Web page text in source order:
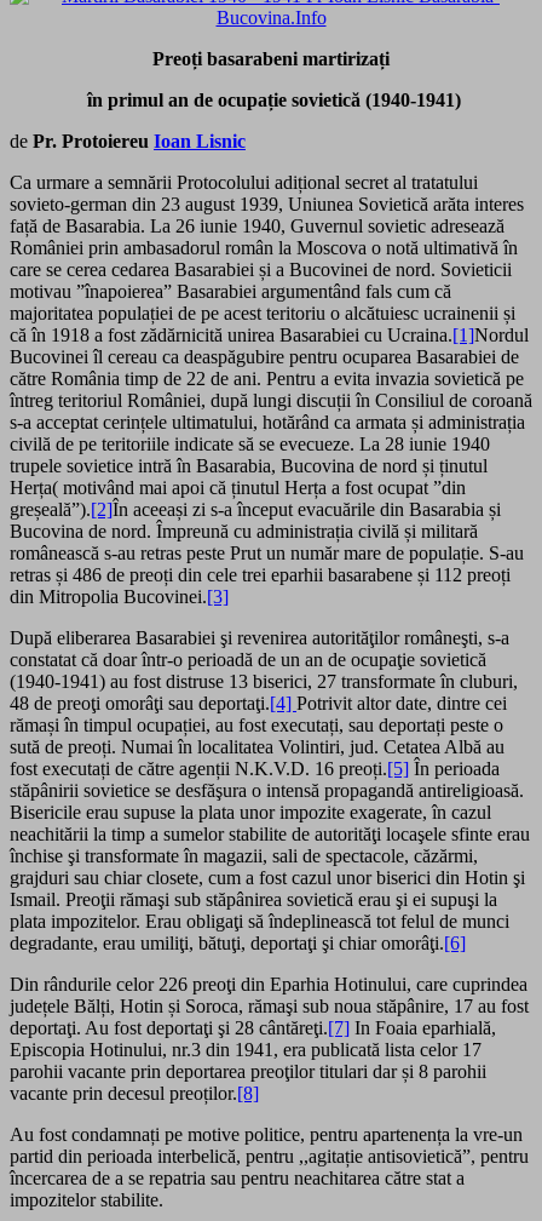
Preoți basarabeni martirizați
în primul an de ocupație sovietică (1940-1941)
de Pr. Protoiereu Ioan Lisnic
Ca urmare a semnării Protocolului adițional secret al tratatului
sovieto-german din 23 august 1939, Uniunea Sovietică arăta interes
față de Basarabia. La 26 iunie 1940, Guvernul sovietic adresează
României prin ambasadorul român la Moscova o notă ultimativă în
care se cerea cedarea Basarabiei și a Bucovinei de nord. Sovieticii
motivau ”înapoierea” Basarabiei argumentând fals cum că
majoritatea populației de pe acest teritoriu o alcătuiesc ucrainenii și
că în 1918 a fost zădărnicită unirea Basarabiei cu Ucraina.[1]Nordul
Bucovinei îl cereau ca deaspăgubire pentru ocuparea Basarabiei de
către România timp de 22 de ani. Pentru a evita invazia sovietică pe
întreg teritoriul României, după lungi discuții în Consiliul de coroană
s-a acceptat cerințele ultimatului, hotărând ca armata și administrația
civilă de pe teritoriile indicate să se evecueze. La 28 iunie 1940
trupele sovietice intră în Basarabia, Bucovina de nord și ținutul
Herța( motivând mai apoi că ținutul Herța a fost ocupat ”din
greșeală”).[2]În aceeași zi s-a început evacuările din Basarabia și
Bucovina de nord. Împreună cu administrația civilă și militară
românească s-au retras peste Prut un număr mare de populație. S-au
retras și 486 de preoți din cele trei eparhii basarabene și 112 preoți
din Mitropolia Bucovinei.[3]
După eliberarea Basarabiei şi revenirea autorităţilor româneşti, s-a
constatat că doar într-o perioadă de un an de ocupaţie sovietică
(1940-1941) au fost distruse 13 biserici, 27 transformate în cluburi,
48 de preoţi omorâţi sau deportaţi.[4] Potrivit altor date, dintre cei
rămași în timpul ocupației, au fost executați, sau deportați peste o
sută de preoți. Numai în localitatea Volintiri, jud. Cetatea Albă au
fost executați de către agenții N.K.V.D. 16 preoți.[5] În perioada
stăpânirii sovietice se desfăşura o intensă propagandă antireligioasă.
Bisericile erau supuse la plata unor impozite exagerate, în cazul
neachitării la timp a sumelor stabilite de autorităţi locaşele sfinte erau
închise şi transformate în magazii, sali de spectacole, căzărmi,
grajduri sau chiar closete, cum a fost cazul unor biserici din Hotin şi
Ismail. Preoţii rămaşi sub stăpânirea sovietică erau şi ei supuşi la
plata impozitelor. Erau obligaţi să îndeplinească tot felul de munci
degradante, erau umiliţi, bătuţi, deportaţi şi chiar omorâţi.[6]
Din rândurile celor 226 preoţi din Eparhia Hotinului, care cuprindea
județele Bălți, Hotin și Soroca, rămaşi sub noua stăpânire, 17 au fost
deportaţi. Au fost deportaţi şi 28 cântăreţi.[7] In Foaia eparhială,
Episcopia Hotinului, nr.3 din 1941, era publicată lista celor 17
parohii vacante prin deportarea preoţilor titulari dar și 8 parohii
vacante prin decesul preoților.[8]
Au fost condamnați pe motive politice, pentru apartenența la vre-un
partid din perioada interbelică, pentru ,,agitație antisovietică”, pentru
încercarea de a se repatria sau pentru neachitarea către stat a
impozitelor stabilite.